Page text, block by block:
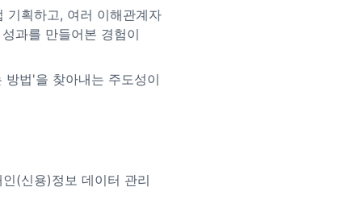
기획하고, 여러 이해관계자
과를 만들어본 경험이
법'을 찾아내는 주도성이
(신용)정보 데이터 관리